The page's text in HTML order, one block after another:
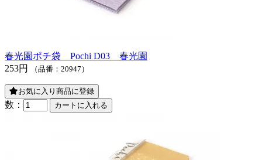
春光園ポチ袋 Pochi D03 春光園
253円
（品番：20947）
お気に入り商品に登録
数：